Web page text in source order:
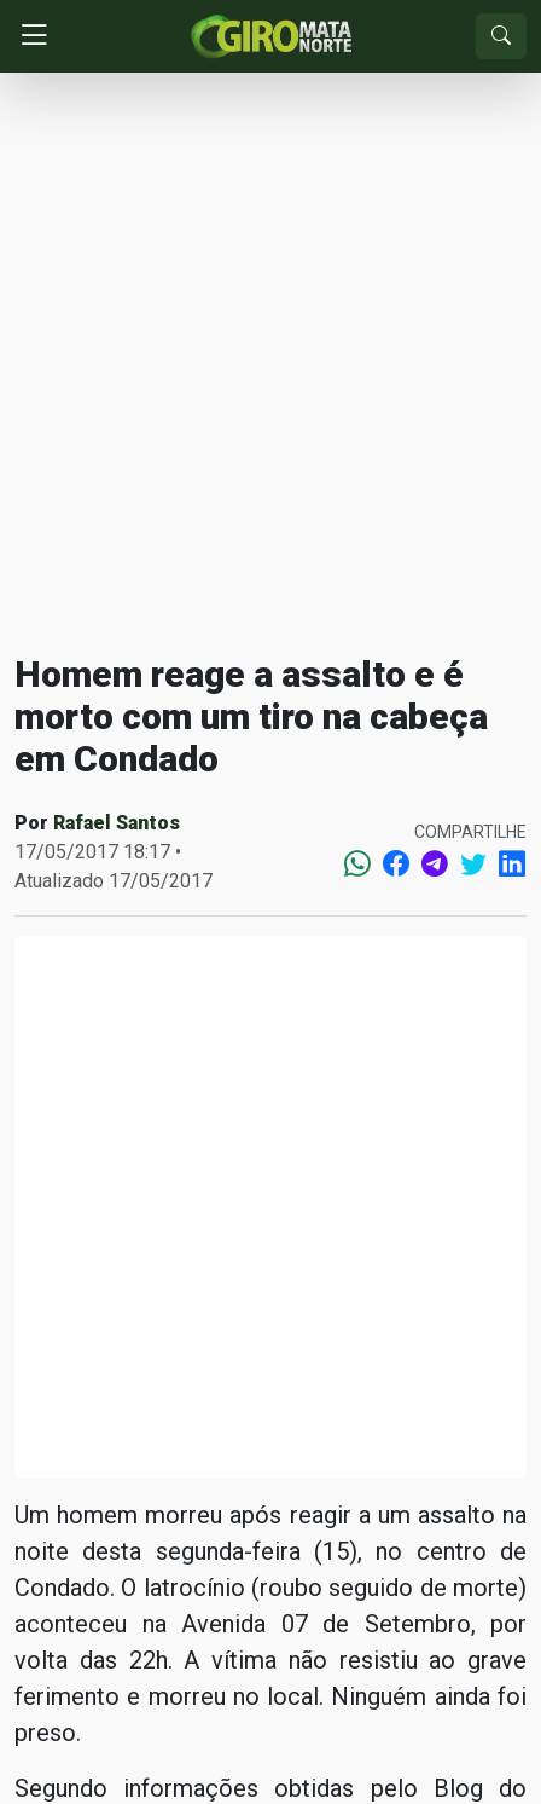
Homem reage a assalto e é
morto com um tiro na cabeça
em Condado
Por Rafael Santos
17/05/2017 18:17 •
Atualizado 17/05/2017
COMPARTILHE
Um homem morreu após reagir a um assalto na
noite desta segunda-feira (15), no centro de
Condado. O latrocínio (roubo seguido de morte)
aconteceu na Avenida 07 de Setembro, por
volta das 22h. A vítima não resistiu ao grave
ferimento e morreu no local. Ninguém ainda foi
preso.
Segundo informações obtidas pelo Blog do